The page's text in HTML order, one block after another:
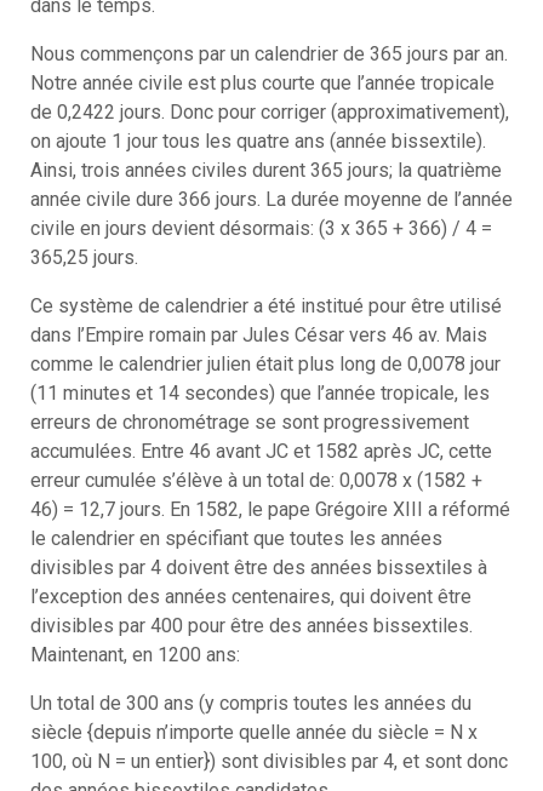
dans le temps.
Nous commençons par un calendrier de 365 jours par an.
Notre année civile est plus courte que l’année tropicale
de 0,2422 jours. Donc pour corriger (approximativement),
on ajoute 1 jour tous les quatre ans (année bissextile).
Ainsi, trois années civiles durent 365 jours; la quatrième
année civile dure 366 jours. La durée moyenne de l’année
civile en jours devient désormais: (3 x 365 + 366) / 4 =
365,25 jours.
Ce système de calendrier a été institué pour être utilisé
dans l’Empire romain par Jules César vers 46 av. Mais
comme le calendrier julien était plus long de 0,0078 jour
(11 minutes et 14 secondes) que l’année tropicale, les
erreurs de chronométrage se sont progressivement
accumulées. Entre 46 avant JC et 1582 après JC, cette
erreur cumulée s’élève à un total de: 0,0078 x (1582 +
46) = 12,7 jours. En 1582, le pape Grégoire XIII a réformé
le calendrier en spécifiant que toutes les années
divisibles par 4 doivent être des années bissextiles à
l’exception des années centenaires, qui doivent être
divisibles par 400 pour être des années bissextiles.
Maintenant, en 1200 ans:
Un total de 300 ans (y compris toutes les années du
siècle {depuis n’importe quelle année du siècle = N x
100, où N = un entier}) sont divisibles par 4, et sont donc